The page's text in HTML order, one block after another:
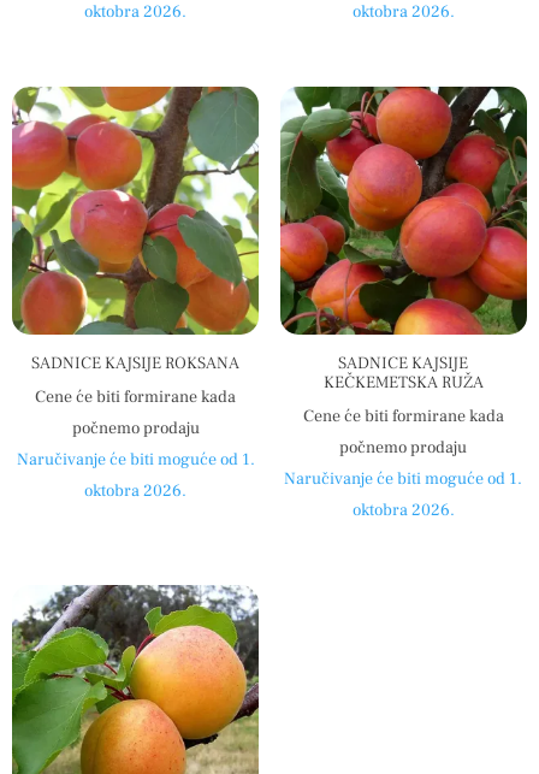
oktobra 2026.
oktobra 2026.
SADNICE KAJSIJE ROKSANA
Cene će biti formirane kada
počnemo prodaju
Naručivanje će biti moguće od 1.
oktobra 2026.
SADNICE KAJSIJE
KEČKEMETSKA RUŽA
Cene će biti formirane kada
počnemo prodaju
Naručivanje će biti moguće od 1.
oktobra 2026.